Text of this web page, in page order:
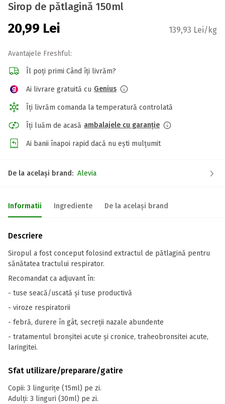
Sirop de pătlagină 150ml
20,99 Lei 139,93 Lei/kg
Avantajele Freshful:
Îl poți primi Când îți livrăm?
Ai livrare gratuită cu Genius
Îți livrăm comanda la temperatură controlată
Îți luăm de acasă ambalajele cu garanție
Ai banii înapoi rapid dacă nu ești mulțumit
De la același brand: Alevia
Informatii Ingrediente De la același brand
Descriere
Siropul a fost conceput folosind extractul de pătlagină pentru
sănătatea tractului respirator.
Recomandat ca adjuvant în:
- tuse seacă/uscată și tuse productivă
- viroze respiratorii
- febră, durere în gât, secreții nazale abundente
- tratamentul bronșitei acute și cronice, traheobronsitei acute,
laringitei.
Sfat utilizare/preparare/gatire
Copii: 3 lingurițe (15ml) pe zi.
Adulți: 3 linguri (30ml) pe zi.